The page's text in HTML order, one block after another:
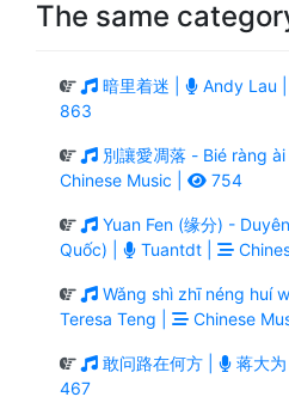
The same
暗里着迷 | Andy Lau |
863
別讓愛凋落 - Bié ràng ài
Chinese Music |
754
Yuan Fen (缘分) -
Quốc) |
Tuantdt |
Wǎng shì zhī néng huí
Teresa Teng |
Chinese
敢问路在何方 | 蒋大为
467